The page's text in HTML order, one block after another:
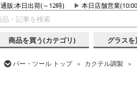
通販:本日出荷(～12時) 本日店舗営業
商品を買う(カテゴリ) グラスを
バー・ツール トップ カクテル調製